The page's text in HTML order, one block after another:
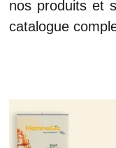
nos produits et
catalogue